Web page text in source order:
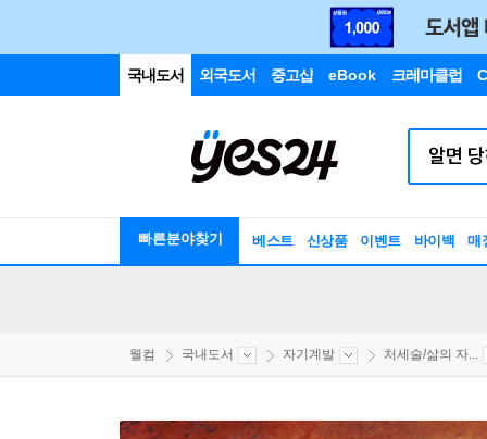
국내도서 외국도서 중고샵 eBook 크레마클럽
빠른분야찾기 베스트 신상품 이벤트 바이백 매
웰컴 국내도서 자기계발 처세술/삶의 자...